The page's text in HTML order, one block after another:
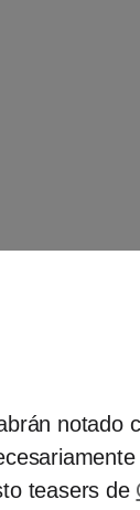
notado
teasers de